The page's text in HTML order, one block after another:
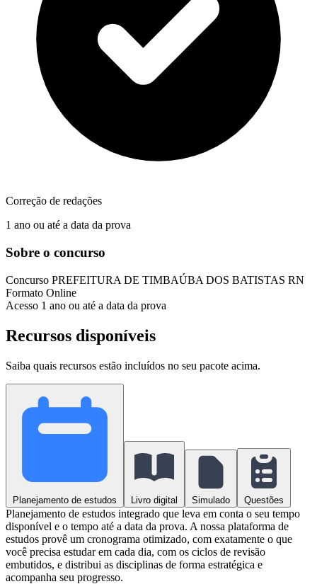
Correção de redações
1 ano ou até a data da prova
Sobre o concurso
Concurso PREFEITURA DE TIMBAÚBA DOS BATISTAS RN
Formato Online
Acesso 1 ano ou até a data da prova
Recursos disponíveis
Saiba quais recursos estão incluídos no seu pacote acima.
Planejamento de estudos Livro digital Simulado Questões
Planejamento de estudos integrado que leva em conta o seu tempo
disponível e o tempo até a data da prova. A nossa plataforma de
estudos provê um cronograma otimizado, com exatamente o que
você precisa estudar em cada dia, com os ciclos de revisão
embutidos, e distribui as disciplinas de forma estratégica e
acompanha seu progresso.